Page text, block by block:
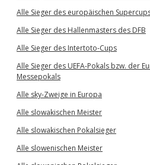
Alle Sieger des europäischen
Alle Sieger des Hallenmasters des DFB
Alle Sieger des Intertoto-Cups
Alle Sieger des UEFA-Pokals bzw. der
Messepokals
Alle sky-Zweige in Europa
Alle slowakischen Meister
Alle slowakischen Pokalsieger
Alle slowenischen Meister